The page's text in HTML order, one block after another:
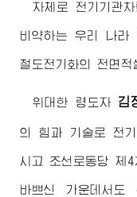
자체로 전기기관
비약하는 우리 나라
철도전기화의 전면
위대한 령도자 김
의 힘과 기술로 전
시고 조선로동당 제4
바쁘신 가운데서